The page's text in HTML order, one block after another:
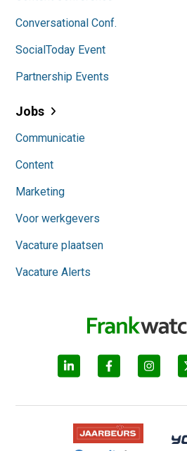
Conversational Conf.
SocialToday Event
Partnership Events
Jobs
Communicatie
Content
Marketing
Voor werkgevers
Vacature plaatsen
Vacature Alerts